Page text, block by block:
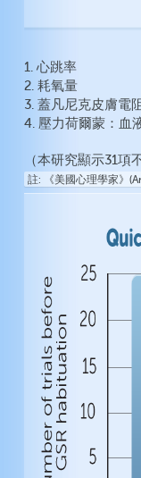
1. 心跳率
2. 耗氧量
3. 蓋凡尼克皮膚電阻
4. 壓力荷爾蒙：血
（本研究顯示31項
註 《美國心理學家》